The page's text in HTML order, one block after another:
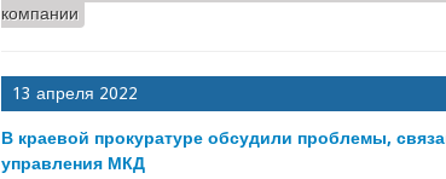
компании
13 апреля 2022
В краевой прокуратуре обсудили проблемы,
управления МКД